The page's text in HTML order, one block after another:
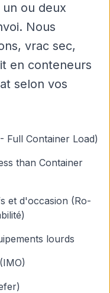
ou deux
Nous
vrac sec,
en conteneurs
selon vos
Full Container Load)
than Container
et d'occasion (Ro-
lourds